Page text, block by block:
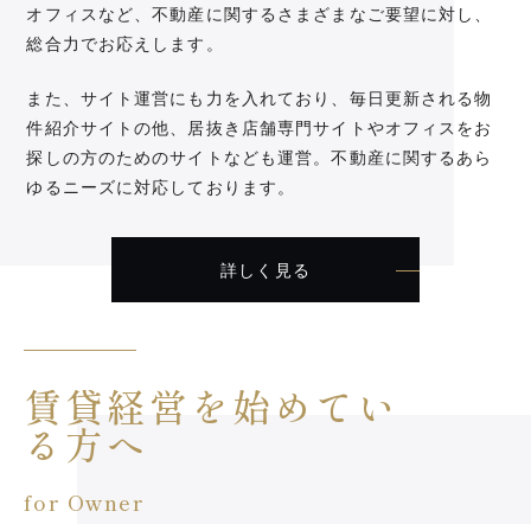
オフィスなど、不動産に関するさまざまなご要望に対し、
総合力でお応えします。
また、サイト運営にも力を入れており、毎日更新される物
件紹介サイトの他、居抜き店舗専門サイトやオフィスをお
探しの方のためのサイトなども運営。不動産に関するあら
ゆるニーズに対応しております。
詳しく見る
賃貸経営を始めてい
る方へ
for Owner